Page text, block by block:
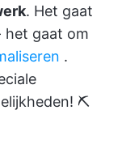
. Het gaat
het gaat om
.
⛏️